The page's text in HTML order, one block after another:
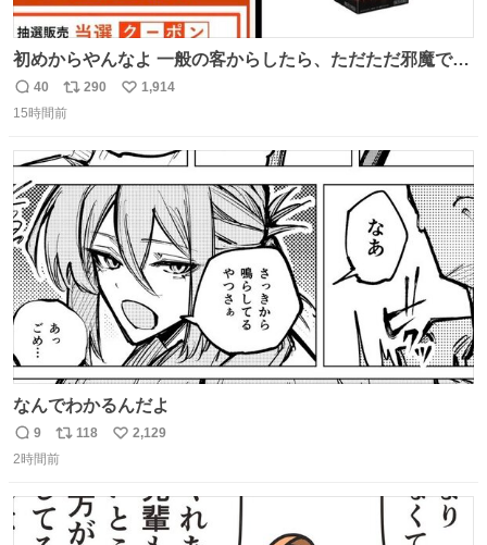
初めからやんなよ 一般の客からしたら、ただただ邪魔でし
かないのよ
返
信
40
リ
ポ
ト
数
290
い
数
1,914
15時間前
なんでわかるんだよ
返
信
9
リ
ポ
ト
数
118
い
数
2,129
2時間前